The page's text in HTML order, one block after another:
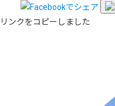
リンクをコピーしました